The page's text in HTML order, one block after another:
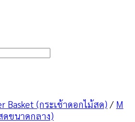
Basket (กระเช้าดอกไม้สด) / M
ดขนาดกลาง)